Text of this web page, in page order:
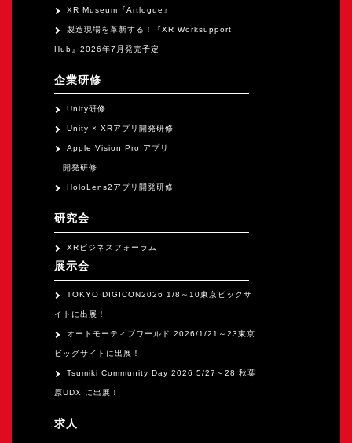
XR Museum『Artlogue』
製造現場を革新する！『XR Worksupport
Hub』2026年7月発売予定
企業研修
Unity研修
Unity × XRアプリ開発研修
Apple Vision Pro アプリ
開発研修
HoloLens2アプリ開発研修
研究会
XRビジネスフォーラム
展示会
TOKYO DIGICON2026 1/8～10東京ビックサ
イトに出展！
オートモーティブワールド 2026/1/21～23東京
ビッグサイトに出展！
Tsumiki Community Day 2026 5/27～28 秋葉
原UDX に出展！
求人